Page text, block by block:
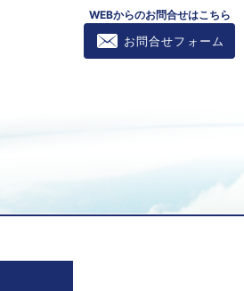
WEBからのお問合せはこちら
お問合せフォーム